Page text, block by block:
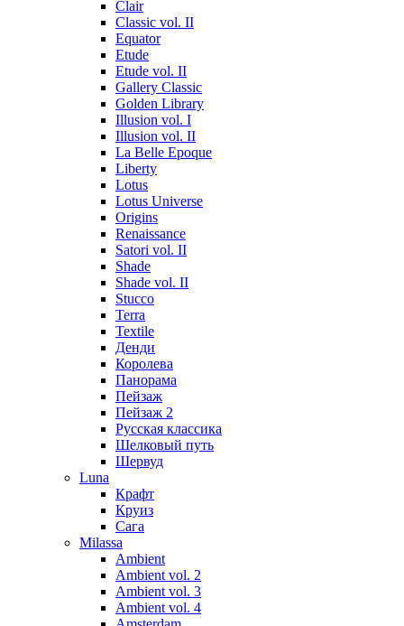
Clair
Classic vol. II
Equator
Etude
Etude vol. II
Gallery Classic
Golden Library
Illusion vol. I
Illusion vol. II
La Belle Epoque
Liberty
Lotus
Lotus Universe
Origins
Renaissance
Satori vol. II
Shade
Shade vol. II
Stucco
Terra
Textile
Денди
Королева
Панорама
Пейзаж
Пейзаж 2
Русская классика
Шелковый путь
Шервуд
Luna
Крафт
Круиз
Сага
Milassa
Ambient
Ambient vol. 2
Ambient vol. 3
Ambient vol. 4